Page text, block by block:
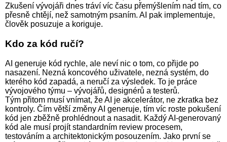
Zkušení vývojáři dnes tráví víc času přemýšlením nad tím, co
přesně chtějí, než samotným psaním. AI pak implementuje,
člověk posuzuje a koriguje.
Kdo za kód ručí?
AI generuje kód rychle, ale neví nic o tom, co přijde po
nasazení. Nezná koncového uživatele, nezná systém, do
kterého kód zapadá, a neručí za výsledek. To je práce
vývojového týmu – vývojářů, designérů a testerů.
Tým přitom musí vnímat, že AI je akcelerátor, ne zkratka bez
kontroly. Čím větší změny AI generuje, tím víc roste pokušení
kód jen zběžně prohlédnout a nasadit. Každý AI-generovaný
kód ale musí projít standardním review procesem,
testováním a architektonickým posouzením. Jako první se